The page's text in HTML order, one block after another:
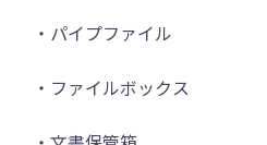
・パイプファイル
・ファイルボックス